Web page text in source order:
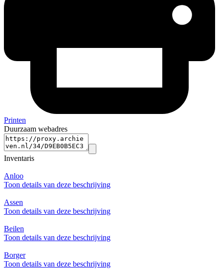
Printen
Duurzaam webadres
Inventaris
Anloo
Toon details van deze beschrijving
Assen
Toon details van deze beschrijving
Beilen
Toon details van deze beschrijving
Borger
Toon details van deze beschrijving